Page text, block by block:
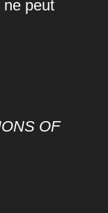
ne peut
OF